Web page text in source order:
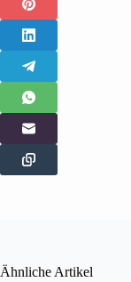
Ähnliche Artikel